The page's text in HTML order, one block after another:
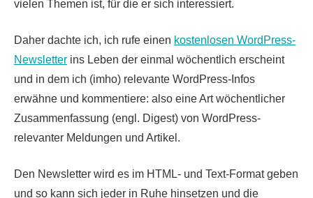
vielen Themen ist, für die er sich interessiert.
Daher dachte ich, ich rufe einen kostenlosen WordPress-
Newsletter ins Leben der einmal wöchentlich erscheint
und in dem ich (imho) relevante WordPress-Infos
erwähne und kommentiere: also eine Art wöchentlicher
Zusammenfassung (engl. Digest) von WordPress-
relevanter Meldungen und Artikel.
Den Newsletter wird es im HTML- und Text-Format geben
und so kann sich jeder in Ruhe hinsetzen und die